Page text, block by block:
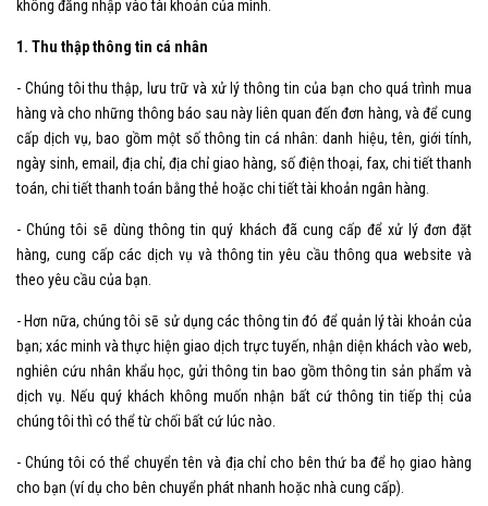
không đăng nhập vào tài khoản của mình.
1. Thu thập thông tin cá nhân
- Chúng tôi thu thập, lưu trữ và xử lý thông tin của bạn cho quá trình mua
hàng và cho những thông báo sau này liên quan đến đơn hàng, và để cung
cấp dịch vụ, bao gồm một số thông tin cá nhân: danh hiệu, tên, giới tính,
ngày sinh, email, địa chỉ, địa chỉ giao hàng, số điện thoại, fax, chi tiết thanh
toán, chi tiết thanh toán bằng thẻ hoặc chi tiết tài khoản ngân hàng.
- Chúng tôi sẽ dùng thông tin quý khách đã cung cấp để xử lý đơn đặt
hàng, cung cấp các dịch vụ và thông tin yêu cầu thông qua website và
theo yêu cầu của bạn.
- Hơn nữa, chúng tôi sẽ sử dụng các thông tin đó để quản lý tài khoản của
bạn; xác minh và thực hiện giao dịch trực tuyến, nhận diện khách vào web,
nghiên cứu nhân khẩu học, gửi thông tin bao gồm thông tin sản phẩm và
dịch vụ. Nếu quý khách không muốn nhận bất cứ thông tin tiếp thị của
chúng tôi thì có thể từ chối bất cứ lúc nào.
- Chúng tôi có thể chuyển tên và địa chỉ cho bên thứ ba để họ giao hàng
cho bạn (ví dụ cho bên chuyển phát nhanh hoặc nhà cung cấp).